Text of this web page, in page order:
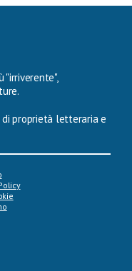
"irriverente",
proprietà letteraria e